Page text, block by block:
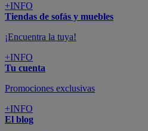
+INFO
Tiendas de sofás y muebles
¡Encuentra la tuya!
+INFO
Tu cuenta
Promociones exclusivas
+INFO
El blog